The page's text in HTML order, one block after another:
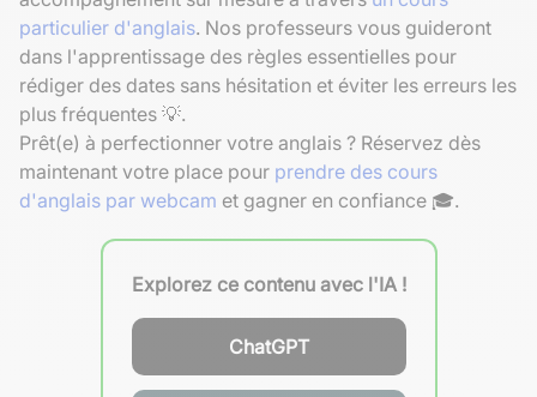
particulier d'anglais. Nos professeurs vous guideront
dans l'apprentissage des règles essentielles pour
rédiger des dates sans hésitation et éviter les erreurs les
plus fréquentes 💡.
Prêt(e) à perfectionner votre anglais ? Réservez dès
maintenant votre place pour prendre des cours
d'anglais par webcam et gagner en confiance 🎓.
Explorez ce contenu avec l'IA !
ChatGPT